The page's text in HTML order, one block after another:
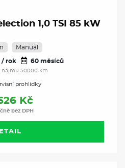
1,0 TSI 85 kW
Manuál
/ rok 60 měsíců
nájmu 50000 km
prohlídky
Kč
bez DPH